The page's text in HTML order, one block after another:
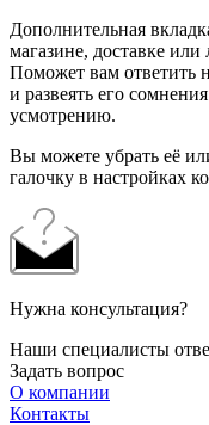
Дополнительная
магазине, доставке
Поможет вам ответить
и развеять его
усмотрению.
Вы можете убрать её
галочку в настройках
Нужна консультация?
Наши специалисты
Задать вопрос
О компании
Контакты